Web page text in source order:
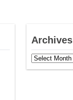
Archives